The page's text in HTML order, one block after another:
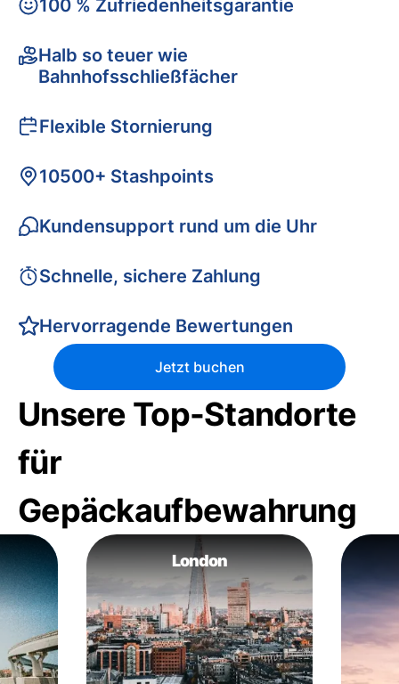
100 % Zufriedenheitsgarantie
Halb so teuer wie
Bahnhofsschließfächer
Flexible Stornierung
10500+ Stashpoints
Kundensupport rund um die Uhr
Schnelle, sichere Zahlung
Hervorragende Bewertungen
Jetzt buchen
Unsere Top-Standorte
für
Gepäckaufbewahrung
London